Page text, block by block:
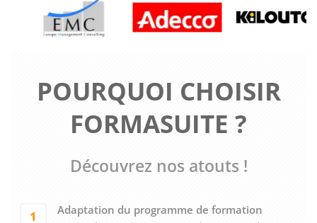
POURQUOI CHOISIR
FORMASUITE ?
Découvrez nos atouts !
1
Adaptation du programme de formation